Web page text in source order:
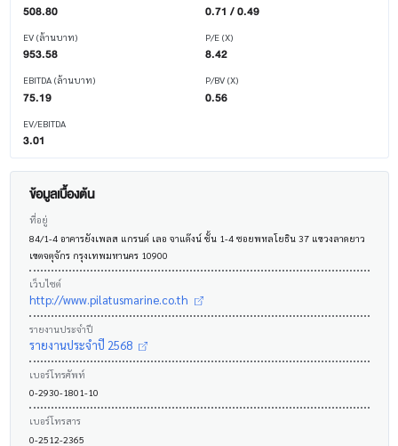
508.80
EV (ล้านบาท)
953.58
EBITDA (ล้านบาท)
75.19
EV/EBITDA
3.01
0.71 / 0.49
P/E (X)
8.42
P/BV (X)
0.56
ข้อมูลเบื้องต้น
ที่อยู่
84/1-4 อาคารยังเพลส แกรนด์ เลอ จาแด๊งน์ ชั้น 1-4 ซอยพหลโยธิน 37 แขวงลาดยาว
เขตจตุจักร กรุงเทพมหานคร 10900
เว็บไซต์
http://www.pilatusmarine.co.th
รายงานประจำปี
รายงานประจำปี 2568
เบอร์โทรศัพท์
0-2930-1801-10
เบอร์โทรสาร
0-2512-2365